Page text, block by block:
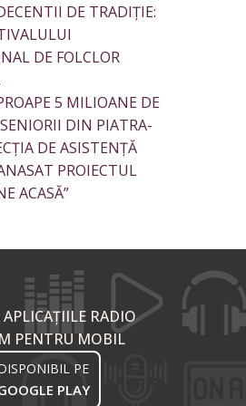
DE TRADIȚIE:
DE FOLCLOR
5 MILIOANE DE
DIN PIATRA-
DE ASISTENȚĂ
PROIECTUL
ACASĂ”
APLICAȚIILE RADIO
PENTRU MOBIL
PE
PLAY